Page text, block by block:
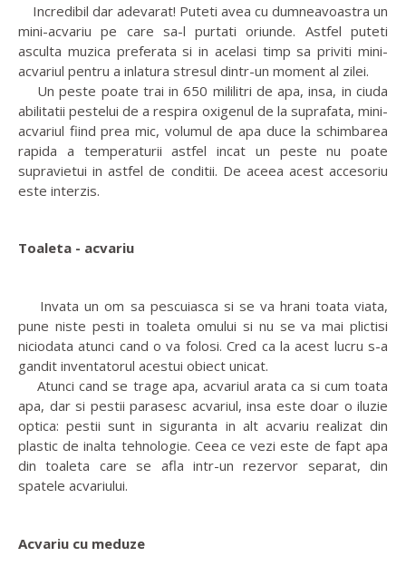
Incredibil dar adevarat! Puteti avea cu dumneavoastra un
mini-acvariu pe care sa-l purtati oriunde. Astfel puteti
asculta muzica preferata si in acelasi timp sa priviti mini-
acvariul pentru a inlatura stresul dintr-un moment al zilei.
Un peste poate trai in 650 mililitri de apa, insa, in ciuda
abilitatii pestelui de a respira oxigenul de la suprafata, mini-
acvariul fiind prea mic, volumul de apa duce la schimbarea
rapida a temperaturii astfel incat un peste nu poate
supravietui in astfel de conditii. De aceea acest accesoriu
este interzis.
Toaleta - acvariu
Invata un om sa pescuiasca si se va hrani toata viata,
pune niste pesti in toaleta omului si nu se va mai plictisi
niciodata atunci cand o va folosi. Cred ca la acest lucru s-a
gandit inventatorul acestui obiect unicat.
Atunci cand se trage apa, acvariul arata ca si cum toata
apa, dar si pestii parasesc acvariul, insa este doar o iluzie
optica: pestii sunt in siguranta in alt acvariu realizat din
plastic de inalta tehnologie. Ceea ce vezi este de fapt apa
din toaleta care se afla intr-un rezervor separat, din
spatele acvariului.
Acvariu cu meduze